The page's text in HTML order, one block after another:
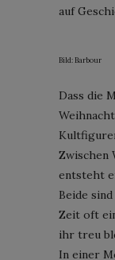
auf
Bild: Barbour
Dass die
Zwischen
entsteht
Beide
Zeit oft
ihr treu
In einer